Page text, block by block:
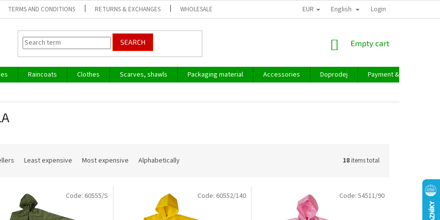
TERMS AND CONDITIONS RETURNS & EXCHANGES WHOLESALE EUR English Login
SEARCH
SHOPPING
Empty cart
Raincoats Clothes Scarves, shawls Packaging material Accessories Doprodej
Payment & delivery
Least expensive Most expensive Alphabetically 18items total
Code: 60555/S Code: 60552/140 Code: 54511/90